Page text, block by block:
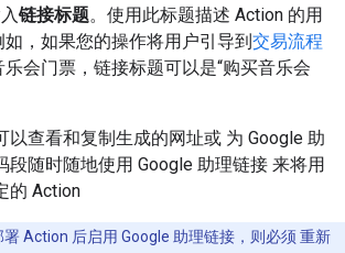
链接标题。使用此标题描述 Action 的用
如，如果您的操作将用户引导到交易流程
会门票，链接标题可以是“购买音乐会
以查看和复制生成的网址或 为 Google 助
段随时随地使用 Google 助理链接 来将用
的 Action
Action 后启用 Google 助理链接，则必须 重新